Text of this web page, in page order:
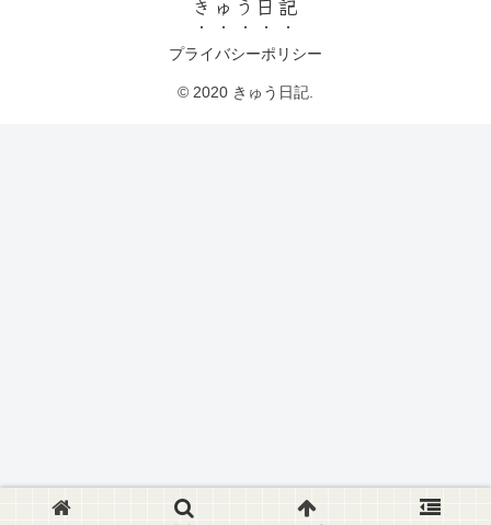
プライバシーポリシー
© 2020 きゅう日記.